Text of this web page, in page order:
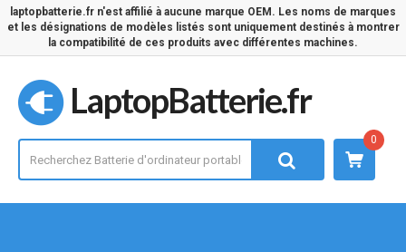
laptopbatterie.fr n'est affilié à aucune marque OEM. Les noms de marques
et les désignations de modèles listés sont uniquement destinés à montrer
la compatibilité de ces produits avec différentes machines.
LaptopBatterie.fr
0